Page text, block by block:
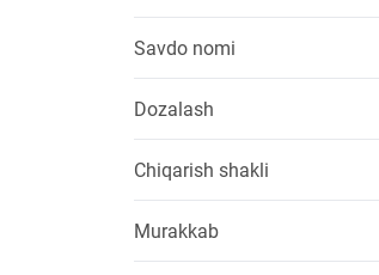
Savdo nomi
Dozalash
Chiqarish shakli
Murakkab